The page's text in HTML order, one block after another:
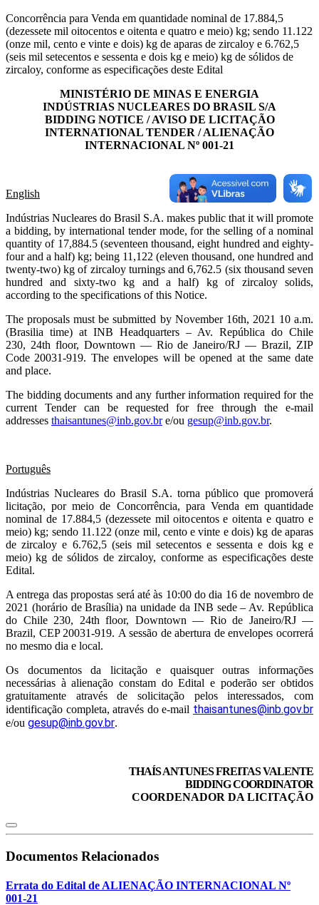
Concorrência para Venda em quantidade nominal de 17.884,5
(dezessete mil oitocentos e oitenta e quatro e meio) kg; sendo 11.122
(onze mil, cento e vinte e dois) kg de aparas de zircaloy e 6.762,5
(seis mil setecentos e sessenta e dois kg e meio) kg de sólidos de
zircaloy, conforme as especificações deste Edital
MINISTÉRIO DE MINAS E ENERGIA
INDÚSTRIAS NUCLEARES DO BRASIL S/A
BIDDING NOTICE / AVISO DE LICITAÇÃO
INTERNATIONAL TENDER / ALIENAÇÃO
INTERNACIONAL Nº 001-21
English
Indústrias Nucleares do Brasil S.A. makes public that it will promote
a bidding, by international tender mode, for the selling of a nominal
quantity of 17,884.5 (seventeen thousand, eight hundred and eighty-
four and a half) kg; being 11,122 (eleven thousand, one hundred and
twenty-two) kg of zircaloy turnings and 6,762.5 (six thousand seven
hundred and sixty-two kg and a half) kg of zircaloy solids,
according to the specifications of this Notice.
The proposals must be submitted by November 16th, 2021 10 a.m.
(Brasilia time) at INB Headquarters – Av. República do Chile
230, 24th floor, Downtown — Rio de Janeiro/RJ — Brazil, ZIP
Code 20031-919. The envelopes will be opened at the same date
and place.
The bidding documents and any further information required for the
current Tender can be requested for free through the e-mail
addresses thaisantunes@inb.gov.bre/ou gesup@inb.gov.br.
Português
Indústrias Nucleares do Brasil S.A. torna público que promoverá
licitação, por meio de Concorrência, para Venda em quantidade
nominal de 17.884,5 (dezessete mil oitocentos e oitenta e quatro e
meio) kg; sendo 11.122 (onze mil, cento e vinte e dois) kg de aparas
de zircaloy e 6.762,5 (seis mil setecentos e sessenta e dois kg e
meio) kg de sólidos de zircaloy, conforme as especificações deste
Edital.
A entrega das propostas será até às 10:00 do dia 16 de novembro de
2021 (horário de Brasília) na unidade da INB sede – Av. República
do Chile 230, 24th floor, Downtown — Rio de Janeiro/RJ —
Brazil, CEP 20031-919. A sessão de abertura de envelopes ocorrerá
no mesmo dia e local.
Os documentos da licitação e quaisquer outras informações
necessárias à alienação constam do Edital e poderão ser obtidos
gratuitamente através de solicitação pelos interessados, com
identificação completa, através do e-mail thaisantunes@inb.gov.br
e/ou gesup@inb.gov.br.
THAÍS ANTUNES FREITAS VALENTE
BIDDING COORDINATOR
COORDENADOR DA LICITAÇÃO
Documentos Relacionados
Errata do Edital de ALIENAÇÃO INTERNACIONAL Nº
001-21